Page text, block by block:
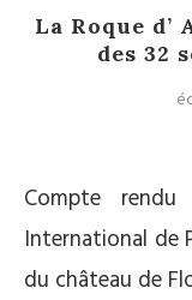
La Roque
des 32
Compte rendu
International de
du château de